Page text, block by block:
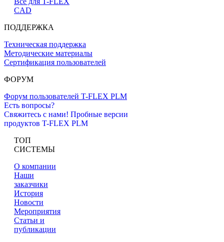
CAD
ПОДДЕРЖКА
Техническая поддержка
Методические материалы
Сертификация пользователей
ФОРУМ
Форум пользователей T-FLEX PLM
Есть вопросы?
Свяжитесь с нами! Пробные версии
продуктов T-FLEX PLM
ТОП
СИСТЕМЫ
О компании
Наши
заказчики
История
Новости
Мероприятия
Статьи и
публикации